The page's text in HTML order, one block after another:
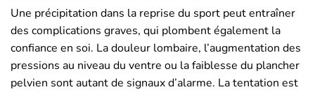
Une précipitation dans la reprise du sport peut entraîner
des complications graves, qui plombent également la
confiance en soi. La douleur lombaire, l’augmentation des
pressions au niveau du ventre ou la faiblesse du plancher
pelvien sont autant de signaux d’alarme. La tentation est